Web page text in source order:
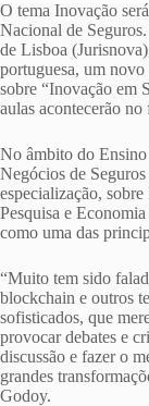
O tema Inovação
Nacional de
de Lisboa
portuguesa, um
sobre “Inovação em
aulas acontecerão
No âmbito do
Negócios de
especialização,
Pesquisa e
como uma das
“Muito tem sido
blockchain e outros
sofisticados, que
provocar debates e
discussão e fazer o
grandes
Godoy.